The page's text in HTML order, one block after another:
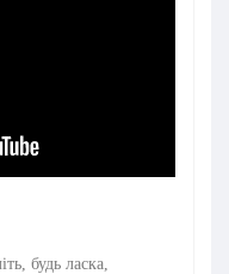
будь ласка,